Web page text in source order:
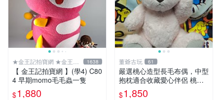
★金王記拍寶網 ★金王記
拍寶趣
1638
【 金王記拍寶網 】(學4) C80
4 早期momo毛毛蟲一隻
$1,880
董爺古玩 61
嚴選桃心造型長毛布偶，中型
抱枕適合收藏愛心伴侶 桃心
抱枕 布娃娃 猛咬布偶
$1,850